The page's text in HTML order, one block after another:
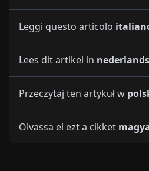
Leggi questo articolo
Lees dit artikel in nederlands
Przeczytaj ten artykuł w
Olvassa el ezt a cikket